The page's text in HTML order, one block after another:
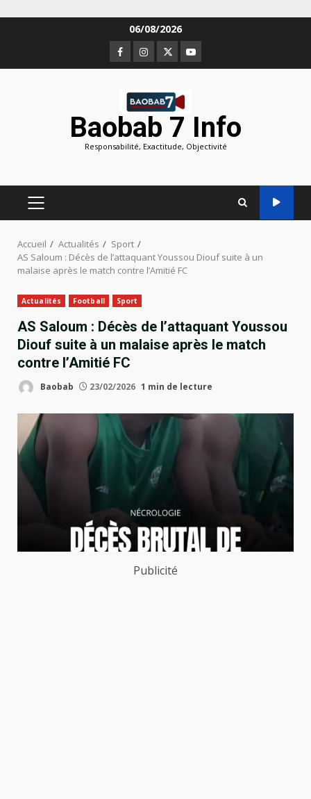
06/08/2026
Facebook
Instagram
TwitterYoutube
Baobab 7 Info
Responsabilité, Exactitude, Objectivité
MENU
PRINCIPAL
Accueil Actualités
Sport
AS Saloum : Décès de l’attaquant Youssou Diouf suite à un
malaise après le match contre l’Amitié FC
Actualités Football Sport
AS Saloum : Décès de l’attaquant Youssou
Diouf suite à un malaise après le match
contre l’Amitié FC
Baobab 23/02/2026 1 min de lecture
Publicité